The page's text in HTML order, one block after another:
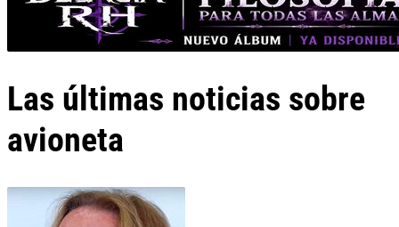
Las últimas noticias sobre
avioneta